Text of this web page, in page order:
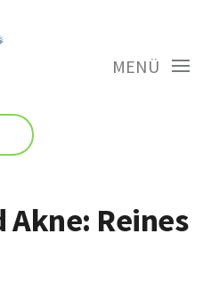
MENÜ
Reines